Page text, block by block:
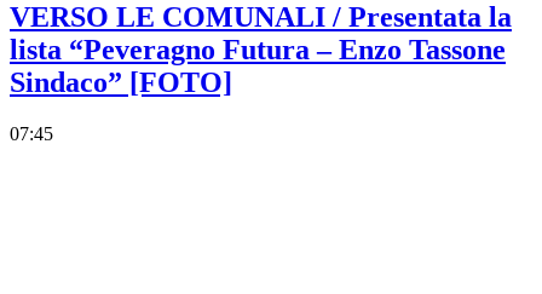
VERSO LE COMUNALI / Presentata la
lista “Peveragno Futura – Enzo Tassone
Sindaco” [FOTO]
07:45